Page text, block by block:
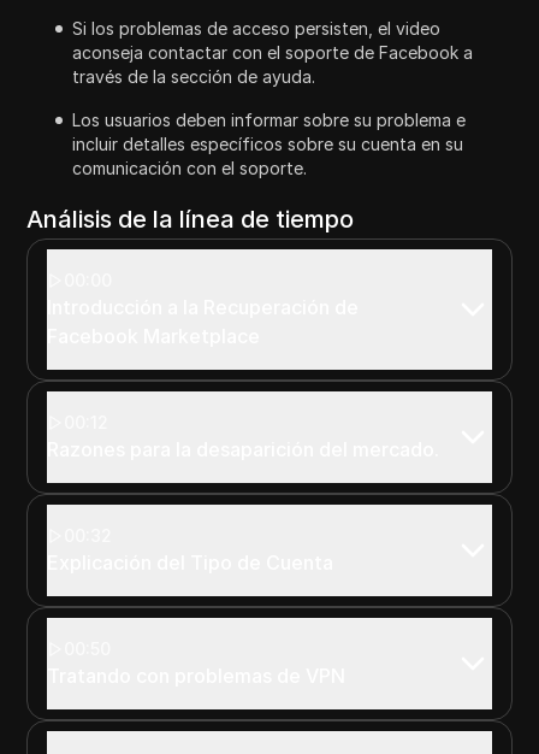
Si los problemas de acceso persisten, el video
aconseja contactar con el soporte de Facebook a
través de la sección de ayuda.
Los usuarios deben informar sobre su problema e
incluir detalles específicos sobre su cuenta en su
comunicación con el soporte.
Análisis de la línea de tiempo